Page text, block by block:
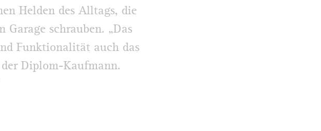
Helden des Alltags, die
schrauben. „Das
Funktionalität auch das
der Diplom-Kaufmann.